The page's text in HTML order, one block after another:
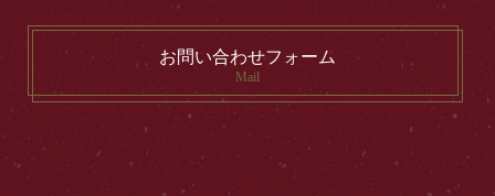
お問い合わせフォーム
Mail